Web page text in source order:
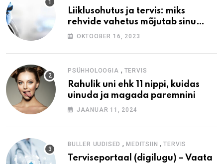
Liiklusohutus ja tervis: miks
rehvide vahetus mõjutab sinu
heaolu
OKTOOBER 16, 2023
PSÜHHOLOOGIA , TERVIS
Rahulik uni ehk 11 nippi, kuidas
uinuda ja magada paremnini
JAANUAR 11, 2024
BULLER UUDISED ,MEDITSIIN ,TERVIS
Terviseportaal (digilugu) – Vaata